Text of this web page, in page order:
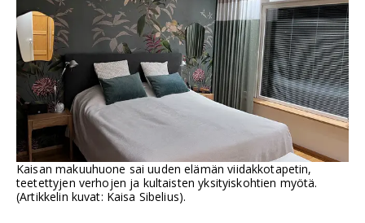
Kaisan makuuhuone sai uuden elämän viidakkotapetin,
teetettyjen verhojen ja kultaisten yksityiskohtien myötä.
(Artikkelin kuvat: Kaisa Sibelius).